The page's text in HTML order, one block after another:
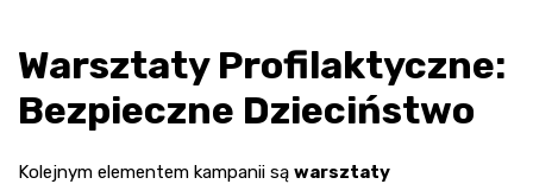
Warsztaty Profilaktyczne:
Bezpieczne Dzieciństwo
Kolejnym elementem kampanii są warsztaty